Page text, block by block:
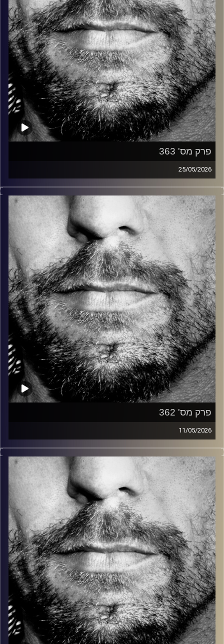
פרק מס' 363
25/05/2026
זיפים, מוזיקה מחוספסת של הופעות חיות. הרבה ג'אם, רוק,
בלוז, bluegrass, ג'אז, Fאנק, פרוגרסיב ואפילו אלקטרוניקה.
כל מה שחי, אמיתי ונושם.
עם שמוליק רגב.
קרדיט תמונות: David Goehring
פרק מס' 362
11/05/2026
זיפים, מוזיקה מחוספסת של הופעות חיות. הרבה ג'אם, רוק,
בלוז, bluegrass, ג'אז, Fאנק, פרוגרסיב ואפילו אלקטרוניקה.
כל מה שחי, אמיתי ונושם.
עם שמוליק רגב.
קרדיט תמונות: David Goehring